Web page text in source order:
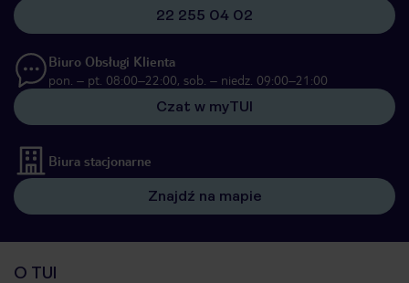
22 255 04 02
Biuro Obsługi Klienta
pon. – pt. 08:00–22:00, sob. – niedz. 09:00–21:00
Czat w myTUI
Biura stacjonarne
Znajdź na mapie
O TUI